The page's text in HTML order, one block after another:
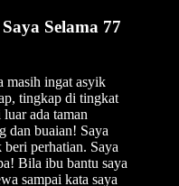
Selama 77
masih ingat asyik
tingkap di tingkat
ada taman
dan buaian! Saya
beri perhatian. Saya
Bila ibu bantu saya
sampai kata saya